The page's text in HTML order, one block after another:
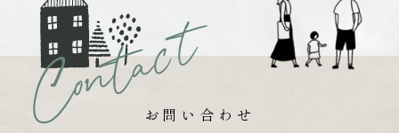
お問い合わせ